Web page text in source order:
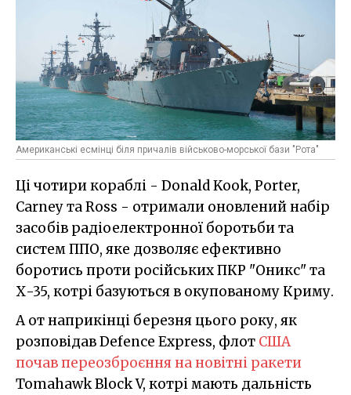
Американські есмінці біля причалів військово-морської бази "Рота"
Ці чотири кораблі - Donald Kook, Porter,
Carney та Ross - отримали оновлений набір
засобів радіоелектронної боротьби та
систем ППО, яке дозволяє ефективно
боротись проти російських ПКР "Оникс" та
Х-35, котрі базуються в окупованому Криму.
А от наприкінці березня цього року, як
розповідав Defence Express, флот США
почав переозброєння на новітні ракети
Tomahawk Block V, котрі мають дальність